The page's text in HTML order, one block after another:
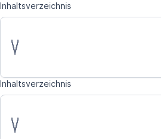
Ratgeber
Hilfe & Kontakt
Inhaltsverzeichnis
Inhaltsverzeichnis